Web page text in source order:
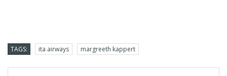
TAGS: ita airways margreeth kappert